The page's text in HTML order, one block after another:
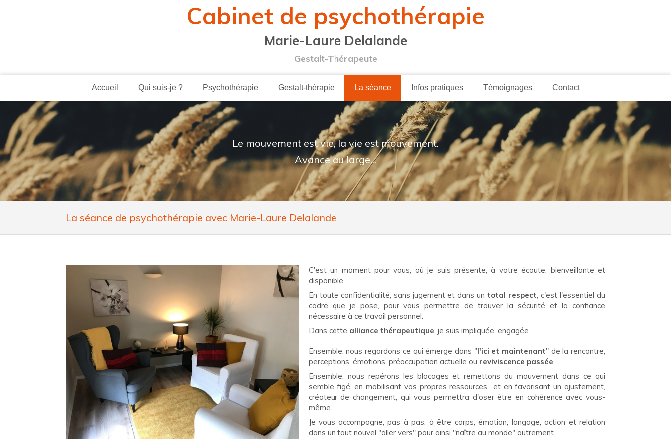
Cabinet de psychothérapie
Marie-Laure Delalande
Gestalt-Thérapeute
Accueil Qui suis-je ? Psychothérapie Gestalt-thérapie La séance Infos pratiques Témoignages Contact
Le mouvement est vie, la vie est mouvement.
Avance au large...
La séance de psychothérapie avec Marie-Laure Delalande
C'est un moment pour vous, où je suis présente, à votre écoute, bienveillante et
disponible.
En toute confidentialité, sans jugement et dans untotal respect, c'est l'essentiel du
cadre que je pose, pour vous permettre de trouver la sécurité et la confiance
nécessaire à ce travail personnel.
Dans cette alliance thérapeutique, je suis impliquée, engagée.
Ensemble, nous regardons ce qui émerge dans "l'ici et maintenant" de la rencontre,
perceptions, émotions, préoccupation actuelle ou reviviscence passée.
Ensemble, nous repérons les blocages et remettons du mouvement dans ce qui
semble figé, en mobilisant vos propres ressources et en favorisant un ajustement,
créateur de changement, qui vous permettra d'oser être en cohérence avec vous-
même.
Je vous accompagne, pas à pas, à être corps, émotion, langage, action et relation
dans un tout nouvel "aller vers" pour ainsi "naître au monde" autrement.